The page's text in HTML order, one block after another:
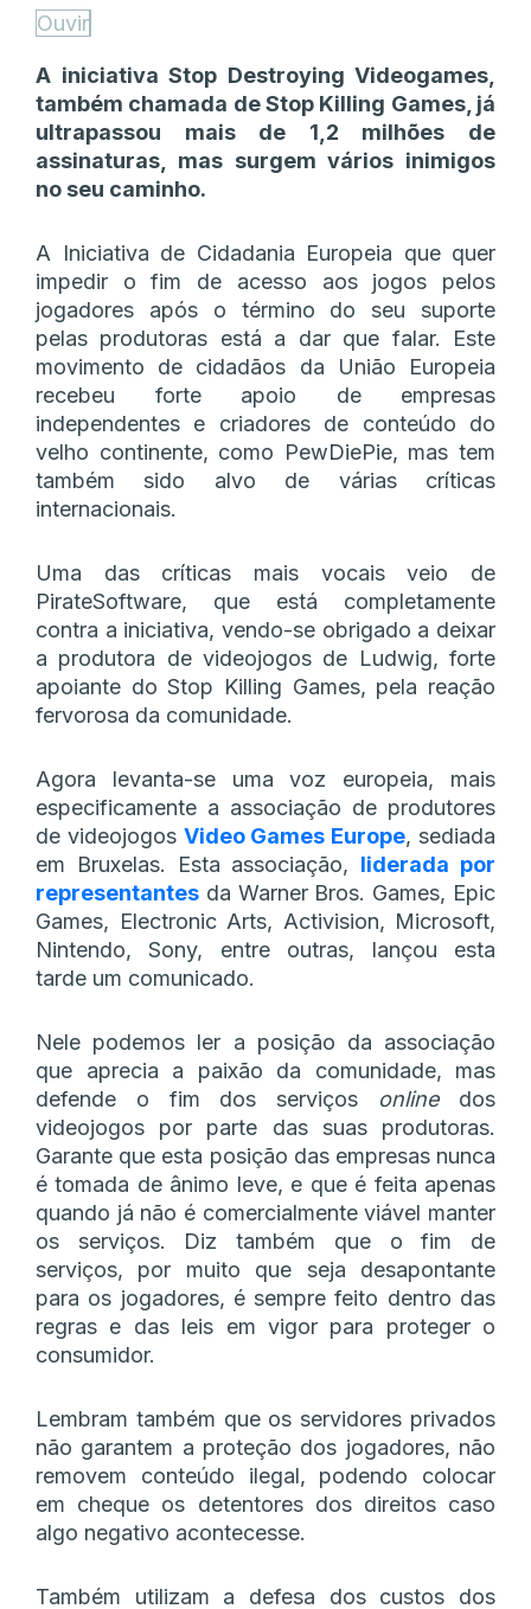
Ouvir
A iniciativa Stop Destroying Videogames,
também chamada de Stop Killing Games, já
ultrapassou mais de 1,2 milhões de
assinaturas, mas surgem vários inimigos
no seu caminho.
A Iniciativa de Cidadania Europeia que quer
impedir o fim de acesso aos jogos pelos
jogadores após o término do seu suporte
pelas produtoras está a dar que falar. Este
movimento de cidadãos da União Europeia
recebeu forte apoio de empresas
independentes e criadores de conteúdo do
velho continente, como PewDiePie, mas tem
também sido alvo de várias críticas
internacionais.
Uma das críticas mais vocais veio de
PirateSoftware, que está completamente
contra a iniciativa, vendo-se obrigado a deixar
a produtora de videojogos de Ludwig, forte
apoiante do Stop Killing Games, pela reação
fervorosa da comunidade.
Agora levanta-se uma voz europeia, mais
especificamente a associação de produtores
de videojogos Video Games Europe, sediada
em Bruxelas. Esta associação, liderada por
representantes da Warner Bros. Games, Epic
Games, Electronic Arts, Activision, Microsoft,
Nintendo, Sony, entre outras, lançou esta
tarde um comunicado.
Nele podemos ler a posição da associação
que aprecia a paixão da comunidade, mas
defende o fim dos serviços onlinedos
videojogos por parte das suas produtoras.
Garante que esta posição das empresas nunca
é tomada de ânimo leve, e que é feita apenas
quando já não é comercialmente viável manter
os serviços. Diz também que o fim de
serviços, por muito que seja desapontante
para os jogadores, é sempre feito dentro das
regras e das leis em vigor para proteger o
consumidor.
Lembram também que os servidores privados
não garantem a proteção dos jogadores, não
removem conteúdo ilegal, podendo colocar
em cheque os detentores dos direitos caso
algo negativo acontecesse.
Também utilizam a defesa dos custos dos